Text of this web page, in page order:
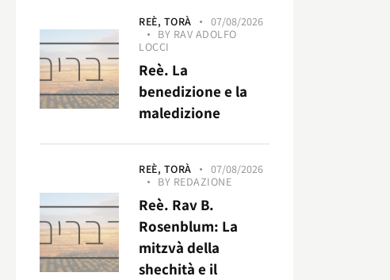
REÈ, TORÀ
07/08/2026
BY RAV ADOLFO
LOCCI
Reè. La
benedizione e la
maledizione
REÈ, TORÀ
07/08/2026
BY REDAZIONE
Reè. Rav B.
Rosenblum: La
mitzvà della
shechità e il